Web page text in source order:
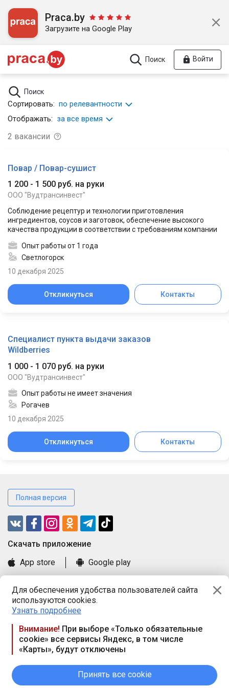
Для обеспечения удобства пользователей сайта
используются cookies.
Узнать подробнее
Внимание! При выборе «Только обязательные
cookie» все сервисы Яндекс, в том числе
«Карты», будут отключены
Принять все cookie
Praca.by
Загрузите на Google Play
Поиск Войти
Поиск
Сортировать: по релевантности
Отображать: за все время
2 вакансии
Повар / Повар-сушист
1 200 - 1 500 руб. на руки
ООО "Вудтрансинвест"
Соблюдение рецептур и технологии приготовления
ингредиентов, соусов и заготовок, обеспечение высокого
качества продукции в соответствии с требованиям компании
Опыт работы от 1 года
Светлогорск
10 декабря 2025
Откликнуться Контакты
Специалист пункта выдачи заказов
Wildberries
1 000 - 1 070 руб. на руки
ООО "Вудтрансинвест"
Опыт работы не имеет значения
Рогачев
10 декабря 2025
Откликнуться Контакты
Полная версия
Cкачать приложение
App store
Google play
Книга замечаний и предложений
Правила и документы
Praca.by © 2000—2026, ООО «ПРАЦА БАЙ»
Республика Беларусь, 220114, г. Минск, пр-т Независимости
117а, пом. № 9.
вых. дн. — сб., вс.
Режим работы сайта — круглосуточно. E-mail ООО «ПРАЦА
БАЙ» editor@praca.by